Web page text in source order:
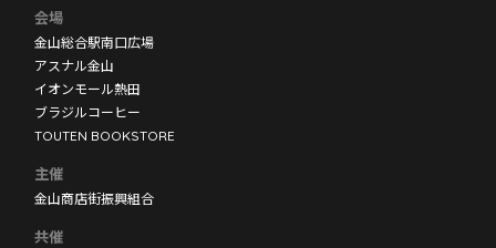
会場
金山総合駅南口広場
アスナル金山
イオンモール熱田
ブラジルコーヒー
TOUTEN BOOKSTORE
主催
金山商店街振興組合
共催